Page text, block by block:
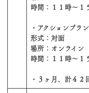
時間：１１時〜１
・アクションプラ
形式：対面
場所：オンライン
時間：１１時〜１
・３ヶ月、計４２